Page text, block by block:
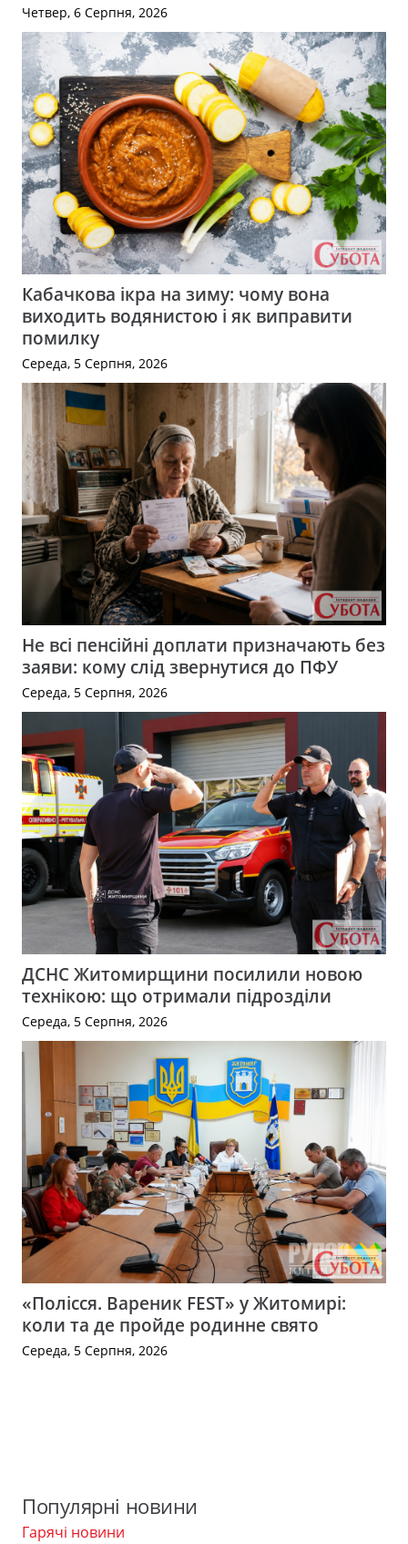
Четвер, 6 Серпня, 2026
Кабачкова ікра на зиму: чому вона
виходить водянистою і як виправити
помилку
Середа, 5 Серпня, 2026
Не всі пенсійні доплати призначають без
заяви: кому слід звернутися до ПФУ
Середа, 5 Серпня, 2026
ДСНС Житомирщини посилили новою
технікою: що отримали підрозділи
Середа, 5 Серпня, 2026
«Полісся. Вареник FEST» у Житомирі:
коли та де пройде родинне свято
Середа, 5 Серпня, 2026
Популярні новини
Гарячі новини